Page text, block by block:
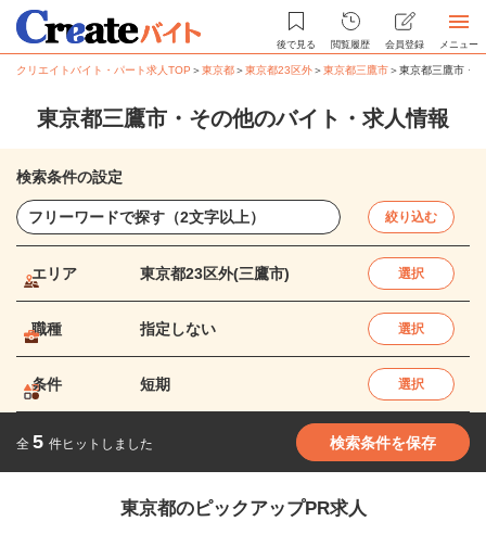
後で見る 閲覧履歴 会員登録 メニュー
クリエイトバイト・パート求人TOP ＞東京都＞東京都23区外＞東京都三鷹市＞東京都三鷹市・
東京都三鷹市・その他のバイト・求人情報
検索条件の設定
絞り込む
エリア 東京都23区外(三鷹市) 選択
職種 指定しない 選択
条件 短期 選択
全 5 件ヒットしました 検索条件を保存
東京都のピックアップPR求人